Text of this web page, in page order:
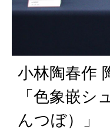
小林陶春作
「色象嵌
んつぼ）」